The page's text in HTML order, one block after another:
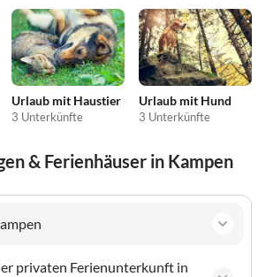
Urlaub mit Haustier
3 Unterkünfte
Urlaub mit Hund
3 Unterkünfte
& Ferienhäuser in Kampen
privaten Ferienunterkunft in